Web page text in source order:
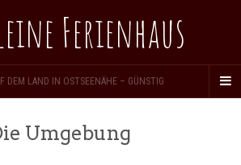
Ferienhaus
DEM LAND IN OSTSEENÄHE – GÜNSTIG
Umgebung